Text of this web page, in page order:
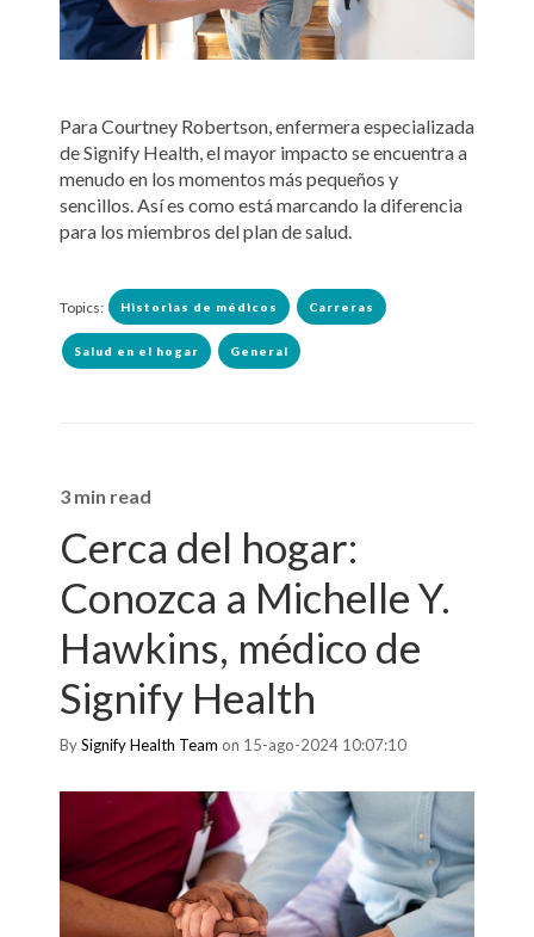
Para Courtney Robertson, enfermera especializada
de Signify Health, el mayor impacto se encuentra a
menudo en los momentos más pequeños y
sencillos. Así es como está marcando la diferencia
para los miembros del plan de salud.
Topics: Historias de médicos Carreras
Salud en el hogar General
3 min read
Cerca del hogar:
Conozca a Michelle Y.
Hawkins, médico de
Signify Health
BySignify Health Team on 15-ago-2024 10:07:10